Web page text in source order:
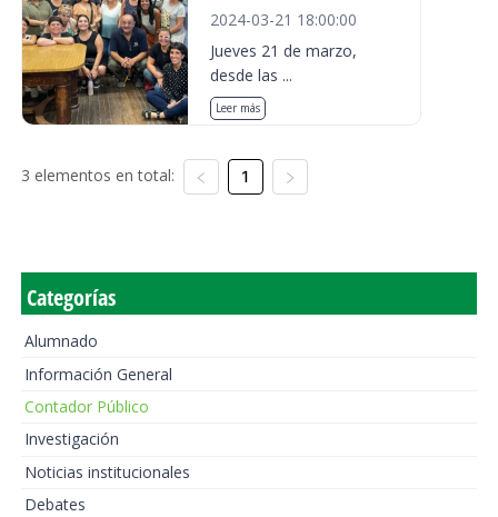
2024-03-21 18:00:00
Jueves 21 de marzo,
desde las ...
Leer más
3 elementos en total: 1
Categorías
Alumnado
Información General
Contador Público
Investigación
Noticias institucionales
Debates